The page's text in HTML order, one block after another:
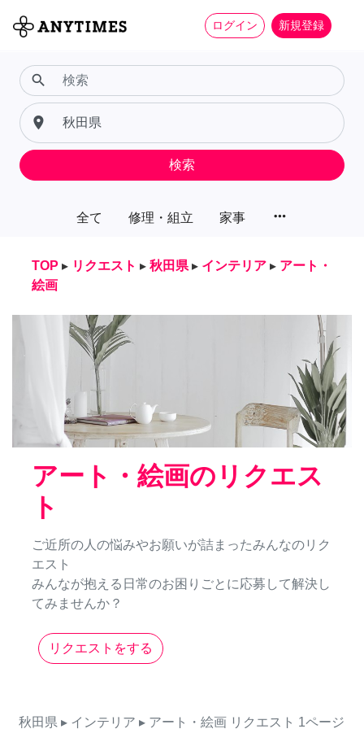
ログイン 新規登録
全て 修理・組立 家事 more_horiz
search
place
検索
TOP ▸ リクエスト ▸ 秋田県 ▸ インテリア ▸ アート・
絵画
アート・絵画のリクエス
ト
ご近所の人の悩みやお願いが詰まったみんなのリク
エスト
みんなが抱える日常のお困りごとに応募して解決し
てみませんか？
リクエストをする
秋田県 ▸ インテリア ▸ アート・絵画 リクエスト 1ページ